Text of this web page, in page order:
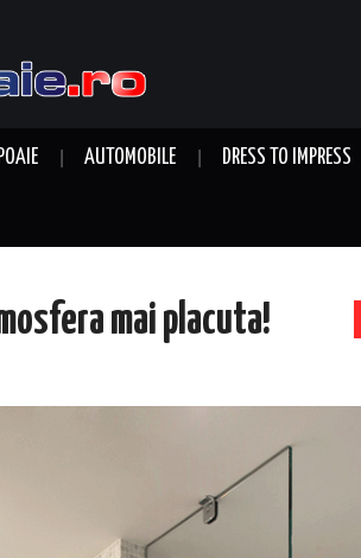
AUTOMOBILE DRESS TO IMPRESS
mai placuta!